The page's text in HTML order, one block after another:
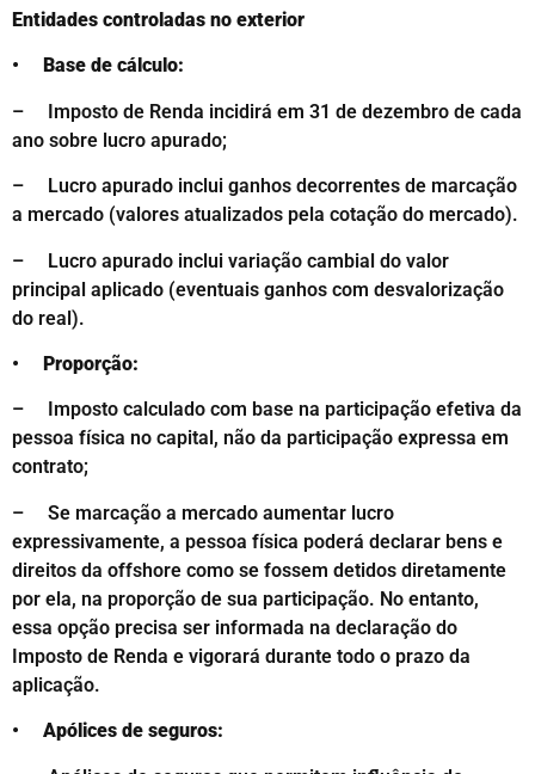
Entidades controladas no exterior
• Base de cálculo:
– Imposto de Renda incidirá em 31 de dezembro de cada
ano sobre lucro apurado;
– Lucro apurado inclui ganhos decorrentes de marcação
a mercado (valores atualizados pela cotação do mercado).
– Lucro apurado inclui variação cambial do valor
principal aplicado (eventuais ganhos com desvalorização
do real).
• Proporção:
– Imposto calculado com base na participação efetiva da
pessoa física no capital, não da participação expressa em
contrato;
– Se marcação a mercado aumentar lucro
expressivamente, a pessoa física poderá declarar bens e
direitos da offshore como se fossem detidos diretamente
por ela, na proporção de sua participação. No entanto,
essa opção precisa ser informada na declaração do
Imposto de Renda e vigorará durante todo o prazo da
aplicação.
• Apólices de seguros: